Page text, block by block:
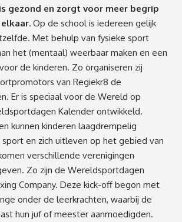
gezond en zorgt voor meer begrip
Op de school is iedereen gelijk
Met behulp van fysieke sport
het (mentaal) weerbaar maken en een
de kinderen. Zo organiseren zij
van Regiekr8 de
Er is speciaal voor de Wereld op
Kalender ontwikkeld.
kunnen kinderen laagdrempelig
en zich uitleven op het gebied van
verschillende verenigingen
Zo zijn de Wereldsportdagen
Company. Deze kick-off begon met
onder de leerkrachten, waarbij de
hun juf of meester aanmoedigden.